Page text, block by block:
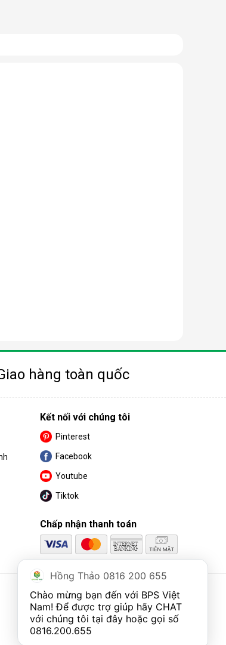
hàng toàn quốc
Kết nối với chúng tôi
Pinterest
Facebook
Youtube
Tiktok
Chấp nhận thanh toán
Hồng Thảo 0816 200 655
Chào mừng bạn đến với BPS Việt
Nam! Để được trợ giúp hãy CHAT
0816.200.655